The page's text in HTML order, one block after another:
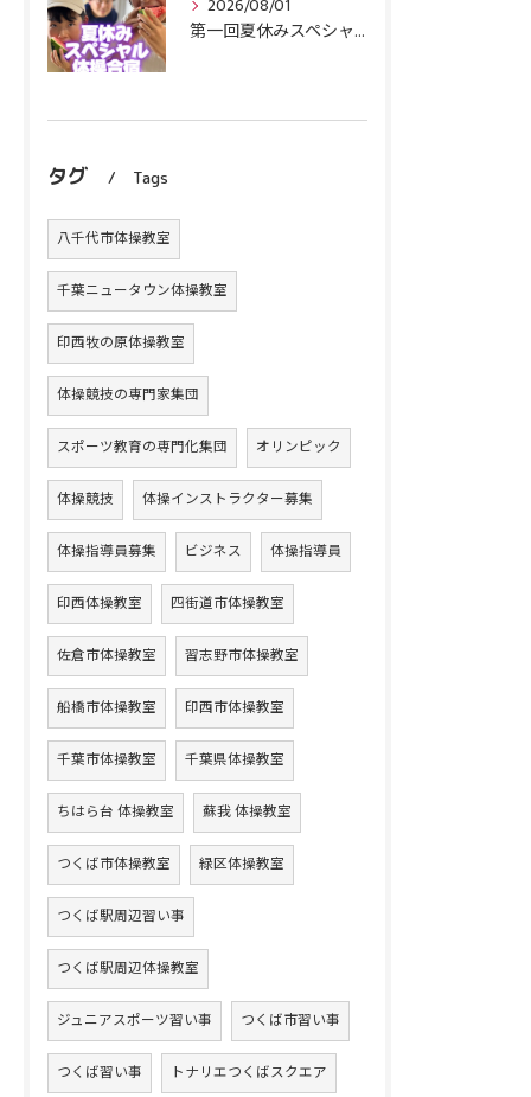
2026/08/01
第一回夏休みスペシャル体操合宿終了！
タグ Tags
八千代市体操教室
千葉ニュータウン体操教室
印西牧の原体操教室
体操競技の専門家集団
スポーツ教育の専門化集団 オリンピック
体操競技 体操インストラクター募集
体操指導員募集 ビジネス 体操指導員
印西体操教室 四街道市体操教室
佐倉市体操教室 習志野市体操教室
船橋市体操教室 印西市体操教室
千葉市体操教室 千葉県体操教室
ちはら台 体操教室 蘇我 体操教室
つくば市体操教室 緑区体操教室
つくば駅周辺習い事
つくば駅周辺体操教室
ジュニアスポーツ習い事 つくば市習い事
つくば習い事 トナリエつくばスクエア